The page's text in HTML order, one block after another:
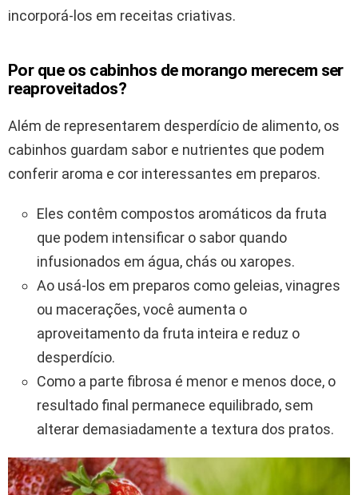
incorporá-los em receitas criativas.
Por que os cabinhos de morango merecem ser
reaproveitados?
Além de representarem desperdício de alimento, os
cabinhos guardam sabor e nutrientes que podem
conferir aroma e cor interessantes em preparos.
Eles contêm compostos aromáticos da fruta
que podem intensificar o sabor quando
infusionados em água, chás ou xaropes.
Ao usá-los em preparos como geleias, vinagres
ou macerações, você aumenta o
aproveitamento da fruta inteira e reduz o
desperdício.
Como a parte fibrosa é menor e menos doce, o
resultado final permanece equilibrado, sem
alterar demasiadamente a textura dos pratos.